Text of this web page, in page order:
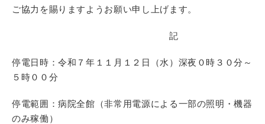
ご協力を賜りますようお願い申し上げます。
記
停電日時：令和７年１１月１２日（水）深夜０時３０分～
５時００分
停電範囲：病院全館（非常用電源による一部の照明・機器
のみ稼働）